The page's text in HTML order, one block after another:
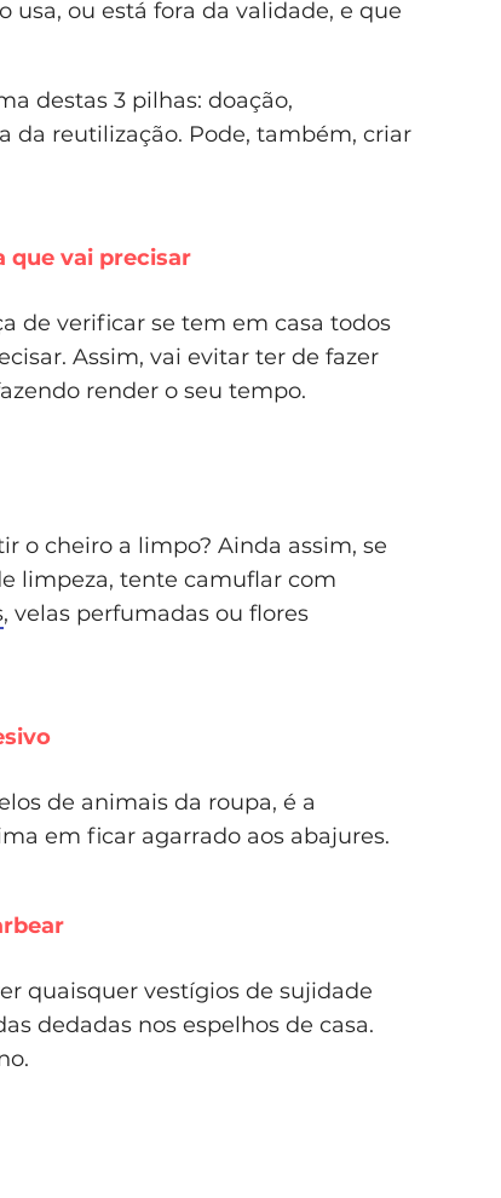
usa, ou está fora da validade, e que
destas 3 pilhas: doação,
da reutilização. Pode, também, criar
que vai precisar
de verificar se tem em casa todos
Assim, vai evitar ter de fazer
render o seu tempo.
o cheiro a limpo? Ainda assim, se
limpeza, tente camuflar com
, velas perfumadas ou flores
de animais da roupa, é a
em ficar agarrado aos abajures.
quaisquer vestígios de sujidade
dedadas nos espelhos de casa.